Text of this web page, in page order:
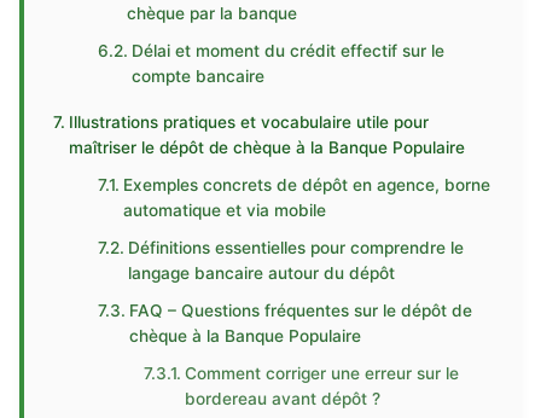
chèque par la banque
Délai et moment du crédit effectif sur le
compte bancaire
Illustrations pratiques et vocabulaire utile pour
maîtriser le dépôt de chèque à la Banque Populaire
Exemples concrets de dépôt en agence, borne
automatique et via mobile
Définitions essentielles pour comprendre le
langage bancaire autour du dépôt
FAQ – Questions fréquentes sur le dépôt de
chèque à la Banque Populaire
Comment corriger une erreur sur le
bordereau avant dépôt ?